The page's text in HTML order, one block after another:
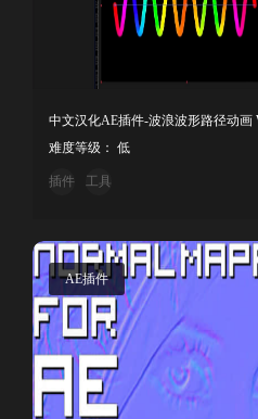
难度等级： 低
插件 工具
AE插件